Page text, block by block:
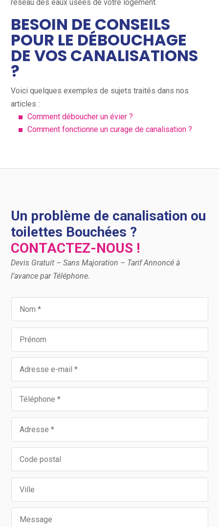
réseau des eaux usées de votre logement.
BESOIN DE CONSEILS
POUR LE DÉBOUCHAGE
DE VOS CANALISATIONS
?
Voici quelques exemples de sujets traités dans nos
articles :
Comment déboucher un évier ?
Comment fonctionne un curage de canalisation ?
Un problème de canalisation ou
toilettes Bouchées ?
CONTACTEZ-NOUS !
Devis Gratuit – Sans Majoration – Tarif Annoncé à
l’avance par Téléphone.